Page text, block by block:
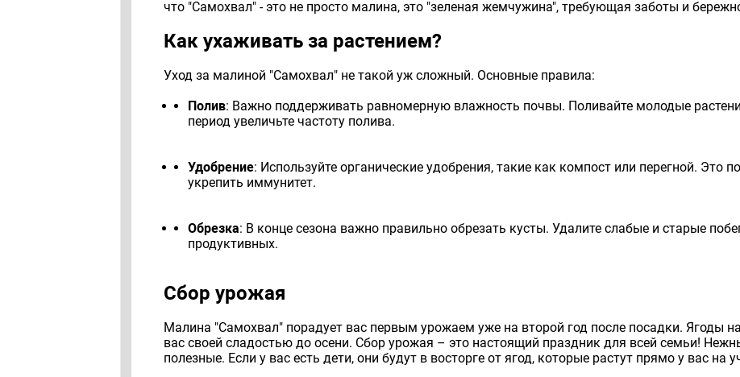
что "Самохвал" - это не просто малина, это "зеленая жемчужина", требующая заботы и
Как ухаживать за растением?
Уход за малиной "Самохвал" не такой уж сложный. Основные правила:
Полив: Важно поддерживать равномерную влажность почвы. Поливайте молодые
период увеличьте частоту полива.
Удобрение: Используйте органические удобрения, такие как компост или перегной. Это
укрепить иммунитет.
Обрезка: В конце сезона важно правильно обрезать кусты. Удалите слабые и старые
продуктивных.
Сбор урожая
Малина "Самохвал" порадует вас первым урожаем уже на второй год после посадки. Ягоды
вас своей сладостью до осени. Сбор урожая – это настоящий праздник для всей семьи!
полезные. Если у вас есть дети, они будут в восторге от ягод, которые растут прямо у вас на